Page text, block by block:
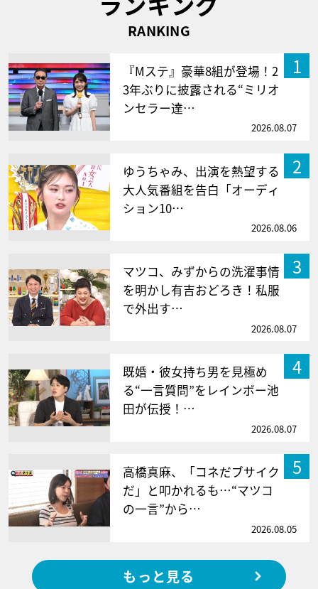
RANKING
1
『Mステ』豪華8組が登場！2
3年ぶりに披露される“ミリオ
ンセラー達…
2026.08.07
2
ゆうちゃみ、出演を熱望する
大人気番組を告白「オーディ
ション10…
2026.08.06
3
マツコ、みずからの洗濯事情
を明かし有吉おどろき！私服
で外出す…
2026.08.07
4
既婚・彼女持ち男を見極め
る“一言質問”をレインボー池
田が伝授！…
2026.08.07
5
高橋真麻、「コネだブサイク
だ」と叩かれるも…“マツコ
の一言”から…
2026.08.05
もっと見る